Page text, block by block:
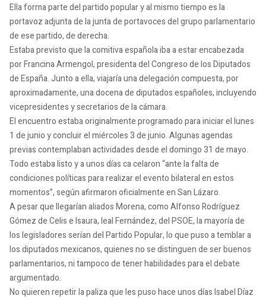
Ella forma parte del partido popular y al mismo tiempo es la
portavoz adjunta de la junta de portavoces del grupo parlamentario
de ese partido, de derecha.
Estaba previsto que la comitiva española iba a estar encabezada
por Francina Armengol, presidenta del Congreso de los Diputados
de España. Junto a ella, viajaría una delegación compuesta, por
aproximadamente, una docena de diputados españoles, incluyendo
vicepresidentes y secretarios de la cámara.
El encuentro estaba originalmente programado para iniciar el lunes
1 de junio y concluir el miércoles 3 de junio. Algunas agendas
previas contemplaban actividades desde el domingo 31 de mayo.
Todo estaba listo y a unos días ca celaron “ante la falta de
condiciones políticas para realizar el evento bilateral en estos
momentos”, según afirmaron oficialmente en San Lázaro.
A pesar que llegarían aliados Morena, como Alfonso Rodríguez
Gómez de Celis e Isaura, leal Fernández, del PSOE, la mayoría de
los legisladores serían del Partido Popular, lo que puso a temblar a
los diputados mexicanos, quienes no se distinguen de ser buenos
parlamentarios, ni tampoco de tener habilidades para el debate
argumentado.
No quieren repetir la paliza que les puso hace unos días Isabel Díaz